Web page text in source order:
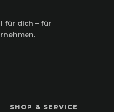
für dich – für
SHOP & SERVICE